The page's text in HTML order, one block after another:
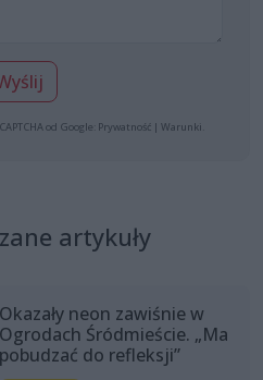
od Google: Prywatność | Warunki
artykuły
Okazały neon zawiśnie w
Ogrodach Śródmieście. „Ma
pobudzać do refleksji”